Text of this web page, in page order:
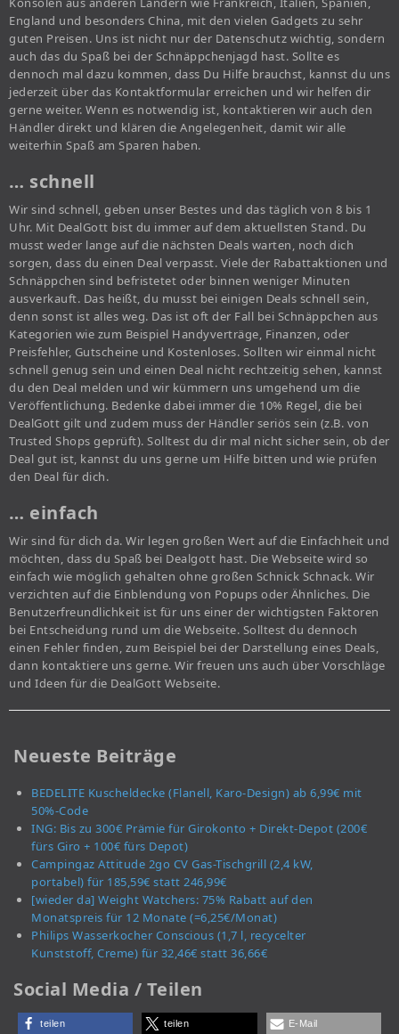
England und besonders China, mit den vielen Gadgets zu sehr
guten Preisen. Uns ist nicht nur der Datenschutz wichtig, sondern
auch das du Spaß bei der Schnäppchenjagd hast. Sollte es
dennoch mal dazu kommen, dass Du Hilfe brauchst, kannst du uns
jederzeit über das Kontaktformular erreichen und wir helfen dir
gerne weiter. Wenn es notwendig ist, kontaktieren wir auch den
Händler direkt und klären die Angelegenheit, damit wir alle
weiterhin Spaß am Sparen haben.
… schnell
Wir sind schnell, geben unser Bestes und das täglich von 8 bis 1
Uhr. Mit DealGott bist du immer auf dem aktuellsten Stand. Du
musst weder lange auf die nächsten Deals warten, noch dich
sorgen, dass du einen Deal verpasst. Viele der Rabattaktionen und
Schnäppchen sind befristetet oder binnen weniger Minuten
ausverkauft. Das heißt, du musst bei einigen Deals schnell sein,
denn sonst ist alles weg. Das ist oft der Fall bei Schnäppchen aus
Kategorien wie zum Beispiel Handyverträge, Finanzen, oder
Preisfehler, Gutscheine und Kostenloses. Sollten wir einmal nicht
schnell genug sein und einen Deal nicht rechtzeitig sehen, kannst
du den Deal melden und wir kümmern uns umgehend um die
Veröffentlichung. Bedenke dabei immer die 10% Regel, die bei
DealGott gilt und zudem muss der Händler seriös sein (z.B. von
Trusted Shops geprüft). Solltest du dir mal nicht sicher sein, ob der
Deal gut ist, kannst du uns gerne um Hilfe bitten und wie prüfen
den Deal für dich.
… einfach
Wir sind für dich da. Wir legen großen Wert auf die Einfachheit und
möchten, dass du Spaß bei Dealgott hast. Die Webseite wird so
einfach wie möglich gehalten ohne großen Schnick Schnack. Wir
verzichten auf die Einblendung von Popups oder Ähnliches. Die
Benutzerfreundlichkeit ist für uns einer der wichtigsten Faktoren
bei Entscheidung rund um die Webseite. Solltest du dennoch
einen Fehler finden, zum Beispiel bei der Darstellung eines Deals,
dann kontaktiere uns gerne. Wir freuen uns auch über Vorschläge
und Ideen für die DealGott Webseite.
Neueste Beiträge
BEDELITE Kuscheldecke (Flanell, Karo-Design) ab 6,99€ mit
50%-Code
ING: Bis zu 300€ Prämie für Girokonto + Direkt-Depot (200€
fürs Giro + 100€ fürs Depot)
Campingaz Attitude 2go CV Gas-Tischgrill (2,4 kW,
portabel) für 185,59€ statt 246,99€
[wieder da] Weight Watchers: 75% Rabatt auf den
Monatspreis für 12 Monate (=6,25€/Monat)
Philips Wasserkocher Conscious (1,7 l, recycelter
Kunststoff, Creme) für 32,46€ statt 36,66€
Social Media / Teilen
teilen teilen E-Mail